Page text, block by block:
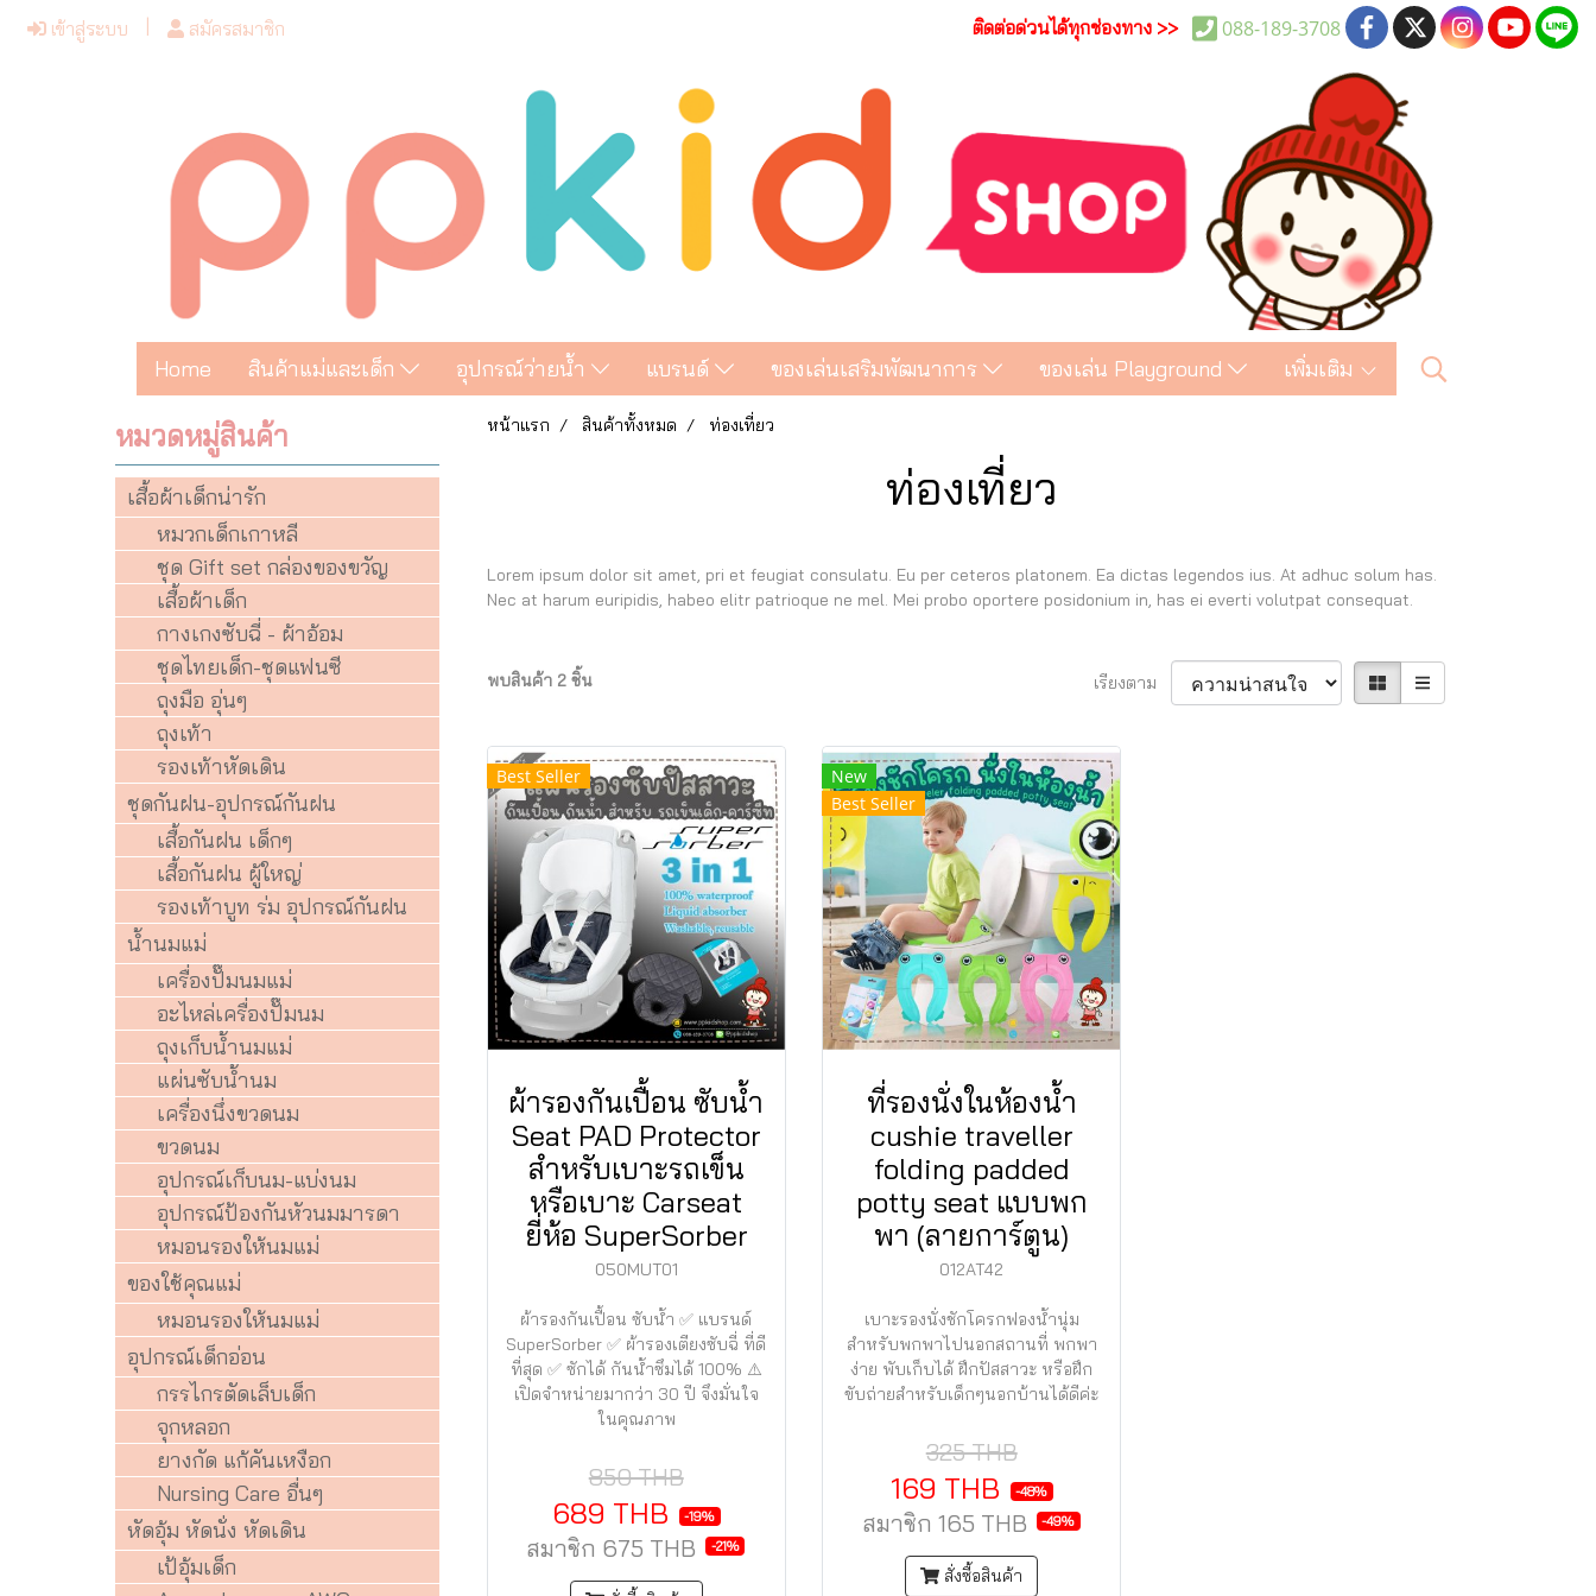
เข้าสู่ระบบ สมัครสมาชิก ติดต่อด่วนได้ทุกช่องทาง >> 088-189-3708
Home สินค้าแม่และเด็ก อุปกรณ์ว่ายน้ำ แบรนด์ ของเล่นเสริมพัฒนาการ ของเล่น Playground เพิ่มเติม
หน้าแรก สินค้าทั้งหมด ท่องเที่ยว
ท่องเที่ยว
Lorem ipsum dolor sit amet, pri et feugiat consulatu. Eu per ceteros platonem. Ea dictas legendos ius. At adhuc solum has.
Nec at harum euripidis, habeo elitr patrioque ne mel. Mei probo oportere posidonium in, has ei everti volutpat consequat.
พบสินค้า 2 ชิ้น เรียงตาม
Best Seller
ผ้ารองกันเปื้อน ซับน้ำ
Seat PAD Protector
สำหรับเบาะรถเข็น
หรือเบาะ Carseat
ยี่ห้อ SuperSorber
050MUT01
ผ้ารองกันเปื้อน ซับน้ำ ✅ แบรนด์
SuperSorber ✅ ผ้ารองเตียงซับฉี่ ที่ดี
ที่สุด ✅ ซักได้ กันน้ำซึมได้ 100% ⚠️
เปิดจำหน่ายมากว่า 30 ปี จึงมั่นใจ
ในคุณภาพ
850 THB
689 THB -19%
สมาชิก 675 THB -21%
New
Best Seller
ที่รองนั่งในห้องน้ำ
cushie traveller
folding padded
potty seat แบบพก
พา (ลายการ์ตูน)
012AT42
เบาะรองนั่งชักโครกฟองน้ำนุ่ม
สำหรับพกพาไปนอกสถานที่ พกพา
ง่าย พับเก็บได้ ฝึกปัสสาวะ หรือฝึก
ขับถ่ายสำหรับเด็กๆนอกบ้านได้ดีค่ะ
325 THB
169 THB -48%
สมาชิก 165 THB -49%
สั่งซื้อสินค้า
หมวดหมู่สินค้า
เสื้อผ้าเด็กน่ารัก
หมวกเด็กเกาหลี
ชุด Gift set กล่องของขวัญ
เสื้อผ้าเด็ก
กางเกงซับฉี่ - ผ้าอ้อม
ชุดไทยเด็ก-ชุดแฟนซี
ถุงมือ อุ่นๆ
ถุงเท้า
รองเท้าหัดเดิน
ชุดกันฝน-อุปกรณ์กันฝน
เสื้อกันฝน เด็กๆ
เสื้อกันฝน ผู้ใหญ่
รองเท้าบูท ร่ม อุปกรณ์กันฝน
น้ำนมแม่
เครื่องปั๊มนมแม่
อะไหล่เครื่องปั๊มนม
ถุงเก็บน้ำนมแม่
แผ่นซับน้ำนม
เครื่องนึ่งขวดนม
ขวดนม
อุปกรณ์เก็บนม-แบ่งนม
อุปกรณ์ป้องกันหัวนมมารดา
หมอนรองให้นมแม่
ของใช้คุณแม่
หมอนรองให้นมแม่
อุปกรณ์เด็กอ่อน
กรรไกรตัดเล็บเด็ก
จุกหลอก
ยางกัด แก้คันเหงือก
Nursing Care อื่นๆ
หัดอุ้ม หัดนั่ง หัดเดิน
เป้อุ้มเด็ก